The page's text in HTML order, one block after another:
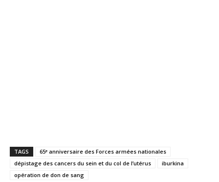
TAGS
65ᵉ anniversaire des Forces armées nationales
dépistage des cancers du sein et du col de l’utérus
iburkina
opération de don de sang